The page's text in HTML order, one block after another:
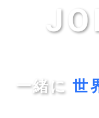
一緒に世